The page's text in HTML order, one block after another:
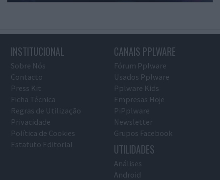
INSTITUCIONAL
Sobre Nós
Contacto
Press Kit
Ficha Técnica
Regras de Utilização
Privacidade
Política de Cookies
Estatuto Editorial
CANAIS PPLWARE
Fórum Pplware
Usados Pplware
Pplware Kids
Empresas Hoje
PiPplware
Newsletter
Grupos Facebook
UTILIDADES
Análises
Android